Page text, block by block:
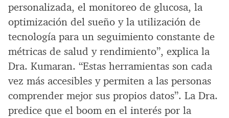
personalizada, el monitoreo de glucosa, la
optimización del sueño y la utilización de
tecnología para un seguimiento constante de
métricas de salud y rendimiento”, explica la
Dra. Kumaran. “Estas herramientas son cada
vez más accesibles y permiten a las personas
comprender mejor sus propios datos”. La Dra.
predice que el boom en el interés por la